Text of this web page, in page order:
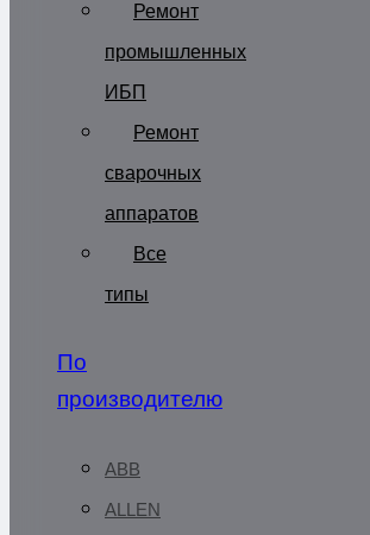
Ремонт
промышленных
ИБП
Ремонт
сварочных
аппаратов
Все
типы
По
производителю
ABB
ALLEN